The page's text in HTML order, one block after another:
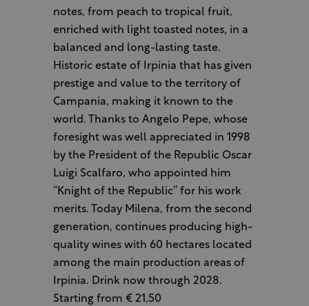
notes, from peach to tropical fruit,
enriched with light toasted notes, in a
balanced and long-lasting taste.
Historic estate of Irpinia that has given
prestige and value to the territory of
Campania, making it known to the
world. Thanks to Angelo Pepe, whose
foresight was well appreciated in 1998
by the President of the Republic Oscar
Luigi Scalfaro, who appointed him
“Knight of the Republic” for his work
merits. Today Milena, from the second
generation, continues producing high-
quality wines with 60 hectares located
among the main production areas of
Irpinia. Drink now through 2028.
Starting from € 21,50